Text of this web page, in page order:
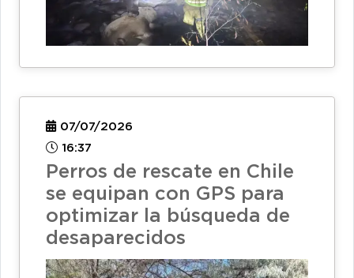
07/07/2026
16:37
Perros de rescate en Chile
se equipan con GPS para
optimizar la búsqueda de
desaparecidos